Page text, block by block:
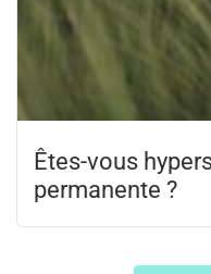
Êtes-vous
permanente ?